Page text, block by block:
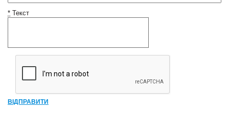
* Текст
ВІДПРАВИТИ